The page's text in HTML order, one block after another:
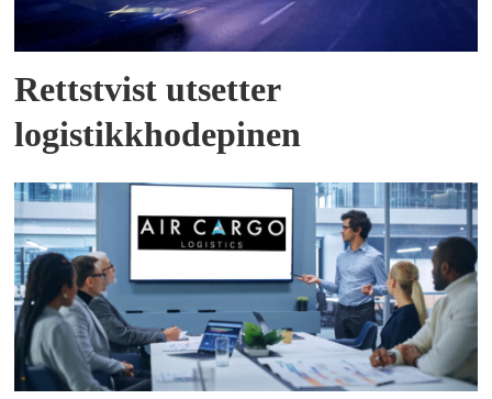
Rettstvist utsetter
logistikkhodepinen